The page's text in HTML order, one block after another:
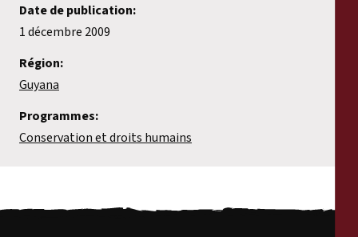
Date de publication:
1 décembre 2009
Région:
Guyana
Programmes:
Conservation et droits humains